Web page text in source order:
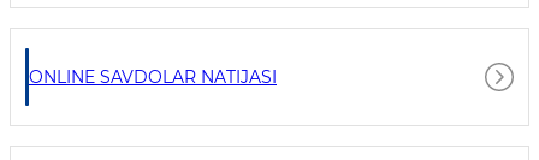
ONLINE SAVDOLAR NATIJASI